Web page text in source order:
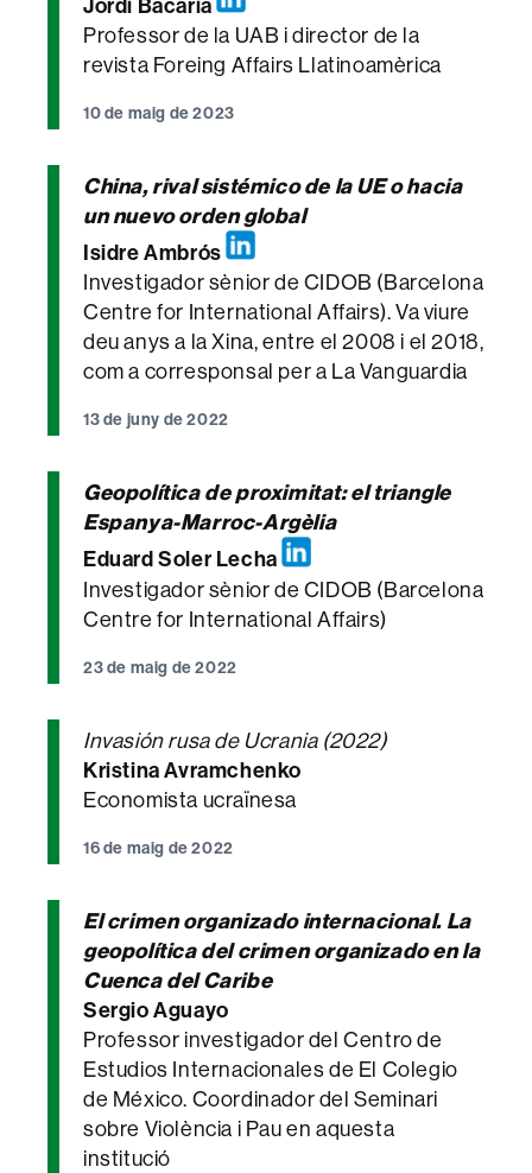
Jordi Bacaria
Professor de la UAB i director de la
revista Foreing Affairs Llatinoamèrica
10 de maig de 2023
China, rival sistémico de la UE o hacia
un nuevo orden global
Isidre Ambrós
Investigador sènior de CIDOB (Barcelona
Centre for International Affairs). Va viure
deu anys a la Xina, entre el 2008 i el 2018,
com a corresponsal per a La Vanguardia
13 de juny de 2022
Geopolítica de proximitat: el triangle
Espanya-Marroc-Argèlia
Eduard Soler Lecha
Investigador sènior de CIDOB (Barcelona
Centre for International Affairs)
23 de maig de 2022
Invasión rusa de Ucrania (2022)
Kristina Avramchenko
Economista ucraïnesa
16 de maig de 2022
El crimen organizado internacional. La
geopolítica del crimen organizado en la
Cuenca del Caribe
Sergio Aguayo
Professor investigador del Centro de
Estudios Internacionales de El Colegio
de México. Coordinador del Seminari
sobre Violència i Pau en aquesta
institució